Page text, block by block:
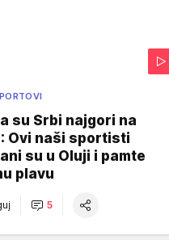
su Srbi najgori na
Ovi naši sportisti
su u Oluji i pamte
plavu
5